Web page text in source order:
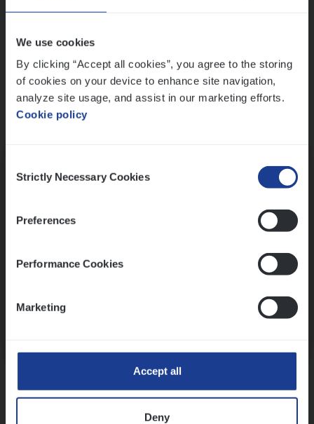
We use cookies
By clicking “Accept all cookies”, you agree to the storing
of cookies on your device to enhance site navigation,
analyze site usage, and assist in our marketing efforts.
Cookie policy
Selection
Strictly Necessary Cookies
Preferences
Performance Cookies
Marketing
Accept all
Deny